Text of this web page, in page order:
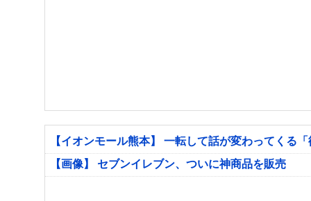
【イオンモール熊本】 一転して話が変わってくる
【画像】 セブンイレブン、ついに神商品を販売